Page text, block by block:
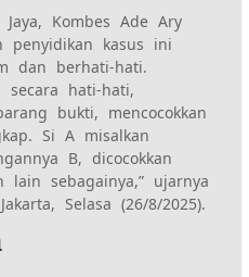
Kombes Ade Ary
penyidikan kasus ini
dan berhati-hati.
secara hati-hati,
bukti, mencocokkan
Si A misalkan
B, dicocokkan
sebagainya,” ujarnya
Selasa (26/8/2025).